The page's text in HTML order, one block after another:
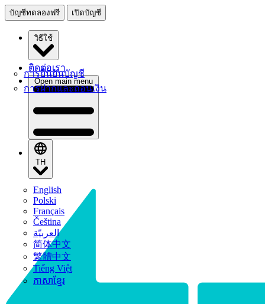
บัญชีทดลองฟรี เปิดบัญชี
วิธีใช้
การยืนยันบัญชี
การฝากและถอนเงิน
ติดต่อเรา
Open main menu
TH
English
Polski
Français
Čeština
العربيّة
简体中文
繁體中文
Tiếng Việt
ភាសាខ្មែរ